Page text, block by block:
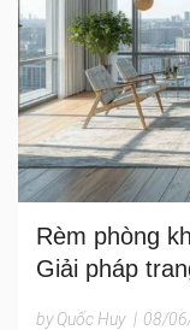
Rèm phòng
Giải pháp
by Quốc Huy | 08/